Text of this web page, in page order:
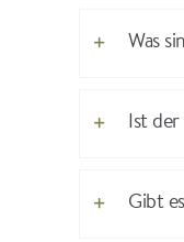
Was
Ist
Gibt